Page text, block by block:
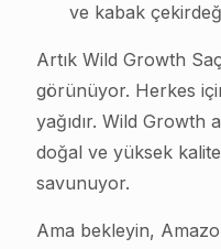
ve kabak
Artık Wild Growth
görünüyor. Herkes
yağıdır. Wild Growth
doğal ve yüksek
savunuyor.
Ama bekleyin,